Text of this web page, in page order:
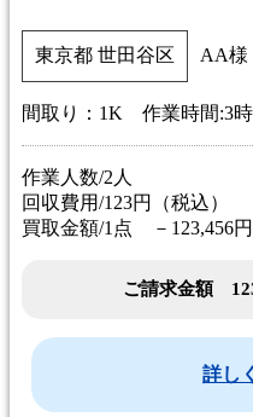
東京都 世田谷区 AA様
間取り：1K 作業時間:3
作業人数/2人
回収費用/123円（税込）
買取金額/1点 －123,456円
ご請求金額
詳し